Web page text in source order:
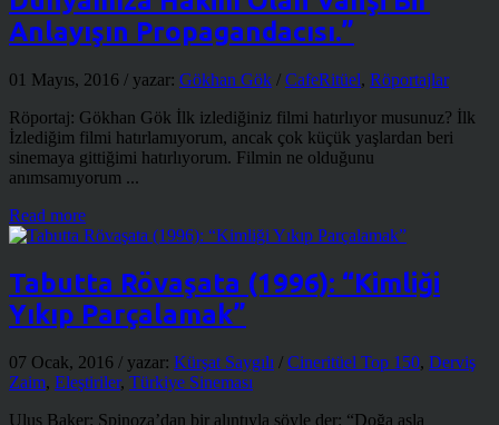
Anlayışın Propagandacısı.”
01 Mayıs, 2016 / yazar: Gökhan Gök / CafeRitüel, Röportajlar
Röportaj: Gökhan Gök İlk izlediğiniz filmi hatırlıyor musunuz? İlk
İzlediğim filmi hatırlamıyorum, ancak çok küçük yaşlardan beri
sinemaya gittiğimi hatırlıyorum. Filmin ne olduğunu
anımsamıyorum ...
Read more
Tabutta Rövaşata (1996): “Kimliği
Yıkıp Parçalamak”
07 Ocak, 2016 / yazar: Kürşat Saygılı / Cineritüel Top 150, Derviş
Zaim, Eleştiriler, Türkiye Sineması
Ulus Baker; Spinoza’dan bir alıntıyla şöyle der: “Doğa asla